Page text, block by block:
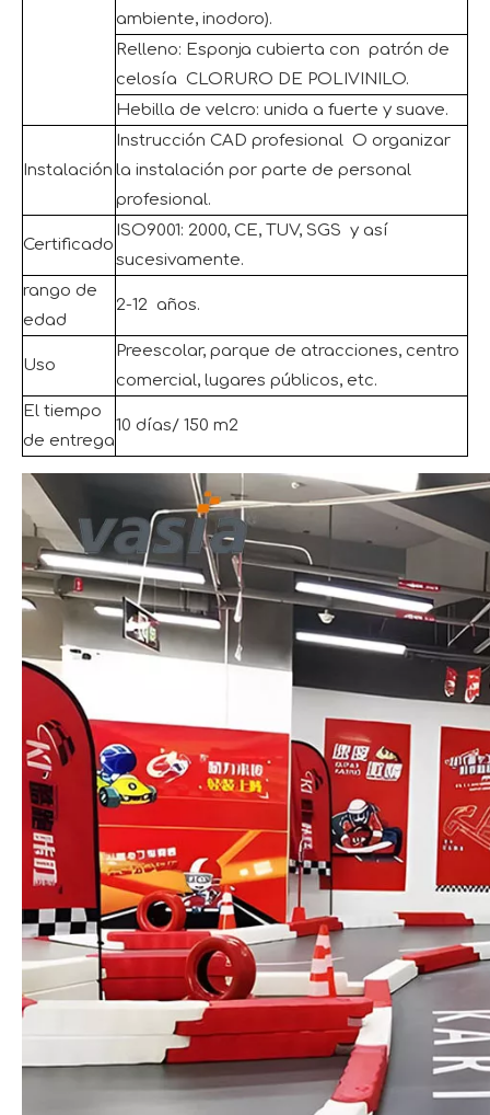
ambiente, inodoro).
Relleno: Esponja cubierta con patrón de
celosía CLORURO DE POLIVINILO.
Hebilla de velcro: unida a fuerte y suave.
Instalación
Instrucción CAD profesional O organizar
la instalación por parte de personal
profesional.
Certificado
ISO9001: 2000, CE, TUV, SGS y así
sucesivamente.
rango de
edad
2-12 años.
Uso
Preescolar, parque de atracciones, centro
comercial, lugares públicos, etc.
El tiempo
de entrega
10 días/ 150 m2